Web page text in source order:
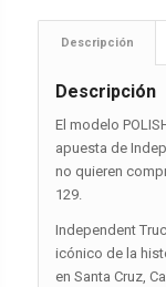
Descripción
Descripción
El modelo
apuesta de
no quieren
129.
Independent
icónico de la
en Santa Cruz,